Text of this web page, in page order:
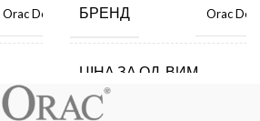
Orac Decor БРЕНД Orac
ЦІНА ЗА ОД. ВИМ.